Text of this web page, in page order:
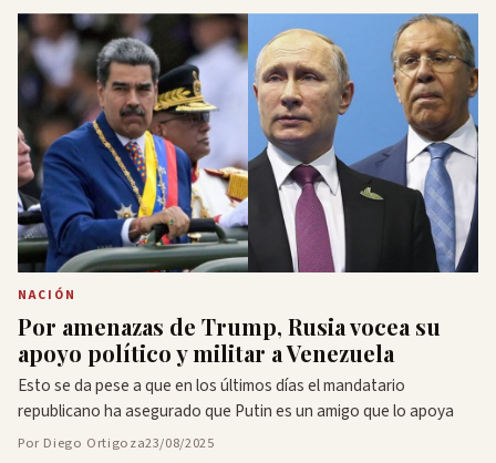
NACIÓN
Por amenazas de Trump, Rusia vocea su
apoyo político y militar a Venezuela
Esto se da pese a que en los últimos días el mandatario
republicano ha asegurado que Putin es un amigo que lo apoya
Por Diego Ortigoza23/08/2025